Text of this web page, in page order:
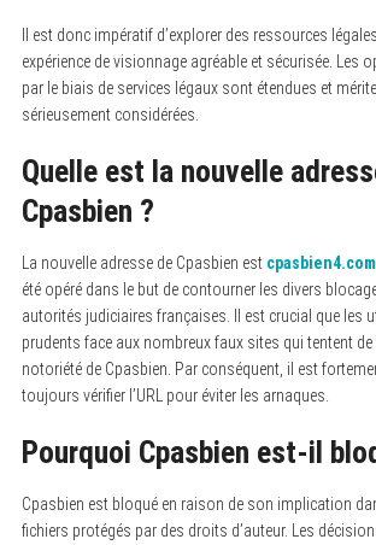
Il est donc impératif d’explorer des ressources
expérience de visionnage agréable et sécurisée. Les
par le biais de services légaux sont étendues et
sérieusement considérées.
Quelle est la nouvelle
Cpasbien ?
La nouvelle adresse de Cpasbien est cpasbien4.com
été opéré dans le but de contourner les divers
autorités judiciaires françaises. Il est crucial que les
prudents face aux nombreux faux sites qui tentent de
notoriété de Cpasbien. Par conséquent, il est
toujours vérifier l’URL pour éviter les arnaques.
Pourquoi Cpasbien est-il
Cpasbien est bloqué en raison de son implication
fichiers protégés par des droits d’auteur.
Les